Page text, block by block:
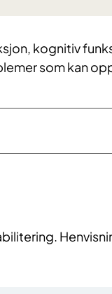
kognitiv
som kan